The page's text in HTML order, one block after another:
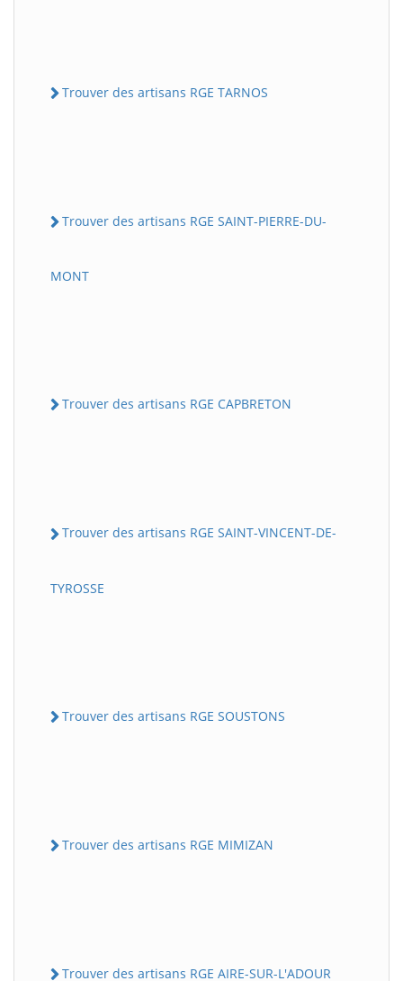
Trouver des artisans RGE TARNOS
Trouver des artisans RGE SAINT-PIERRE-DU-
MONT
Trouver des artisans RGE CAPBRETON
Trouver des artisans RGE SAINT-VINCENT-DE-
TYROSSE
Trouver des artisans RGE SOUSTONS
Trouver des artisans RGE MIMIZAN
Trouver des artisans RGE AIRE-SUR-L'ADOUR